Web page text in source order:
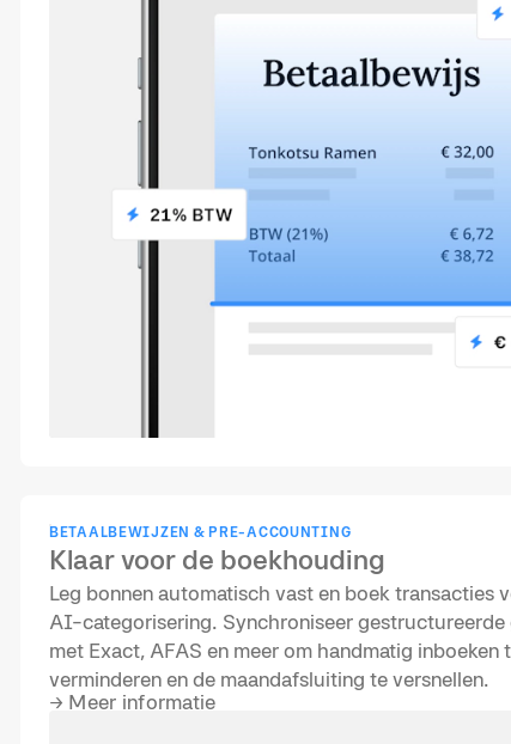
BETAALBEWIJZEN & PRE-ACCOUNTING
Klaar voor de boekhouding
Leg bonnen automatisch vast en boek transacties
AI-categorisering. Synchroniseer gestructureerde
met Exact, AFAS en meer om handmatig inboeken
verminderen en de maandafsluiting te versnellen.
→ Meer informatie